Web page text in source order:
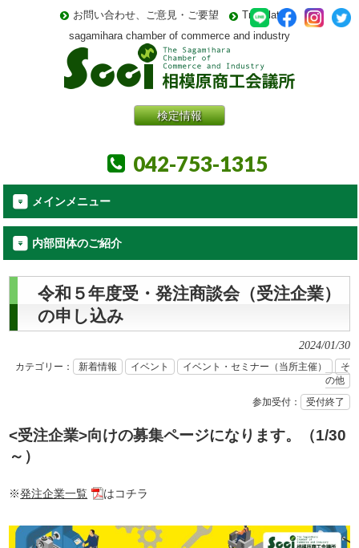
sagamihara chamber of commerce and industry
お問い合わせ、ご意見・ご要望 Translate
検定情報
042-753-1315
メインメニュー
内部団体のご紹介
令和５年度受・発注商談会（受注企業）
の申し込み
2024/01/30
カテゴリー： 新着情報 イベント イベント・セミナー（当所主催）
そ
の他
参加受付：
受付終了
<受注企業>向けの募集ページになります。（1/30
～）
※発注企業一覧 はコチラ